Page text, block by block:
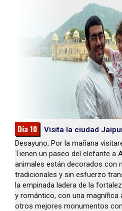
Dia 10
Visita la ciudad
Desayuno, Por la mañana
Tienen un paseo del elefante a
animales están decorados con
tradicionales y sin esfuerzo
la empinada ladera de la
y romántico, con una magnífica
otros mejores monumentos